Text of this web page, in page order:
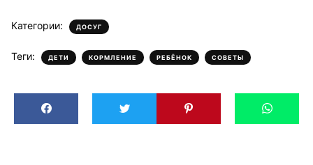
Категории: ДОСУГ
Теги: ДЕТИ , КОРМЛЕНИЕ , РЕБЁНОК , СОВЕТЫ